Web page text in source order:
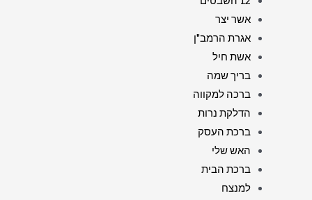
אשר יצר
אגרת הרמב"ן
אשת חיל
בריך שמה
ברכה למקווה
הדלקת נרות
ברכת העסק
האש שלי
ברכת הבית
למנצח